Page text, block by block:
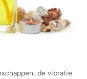
de vibratie